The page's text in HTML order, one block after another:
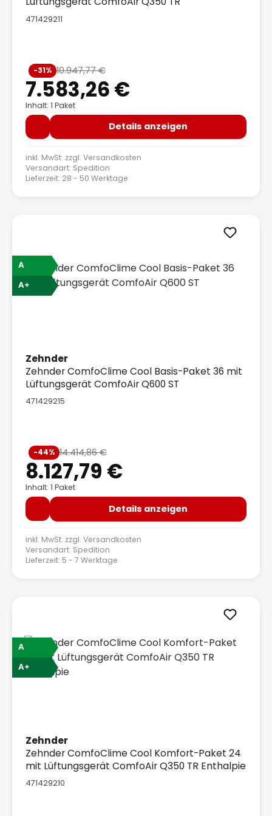
471429211
Verkaufspreis:
7.583,26 €
Regulärer Preis:
10.947,77 €
-31%
Inhalt: 1 Paket
Details anzeigen
inkl. MwSt. zzgl. Versandkosten
Versandart: Spedition
Lieferzeit: 28 - 50 Werktage
A
A+
Zehnder
Zehnder ComfoClime Cool Basis-Paket 36 mit
Lüftungsgerät ComfoAir Q600 ST
471429215
Verkaufspreis:
8.127,79 €
Regulärer Preis:
14.414,86 €
-44%
Inhalt: 1 Paket
Details anzeigen
inkl. MwSt. zzgl. Versandkosten
Versandart: Spedition
Lieferzeit: 5 - 7 Werktage
A
A+
Zehnder
Zehnder ComfoClime Cool Komfort-Paket 24
mit Lüftungsgerät ComfoAir Q350 TR Enthalpie
471429210